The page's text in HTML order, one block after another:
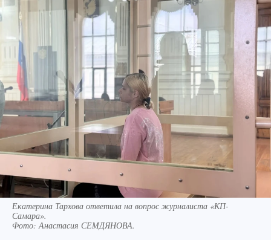
Екатерина Тархова ответила на вопрос журналиста «КП-
Самара».
Фото: Анастасия СЕМДЯНОВА.